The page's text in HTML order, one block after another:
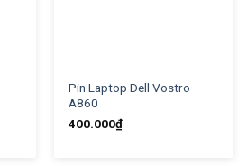
Pin Laptop Dell Vostro
A860
400.000₫